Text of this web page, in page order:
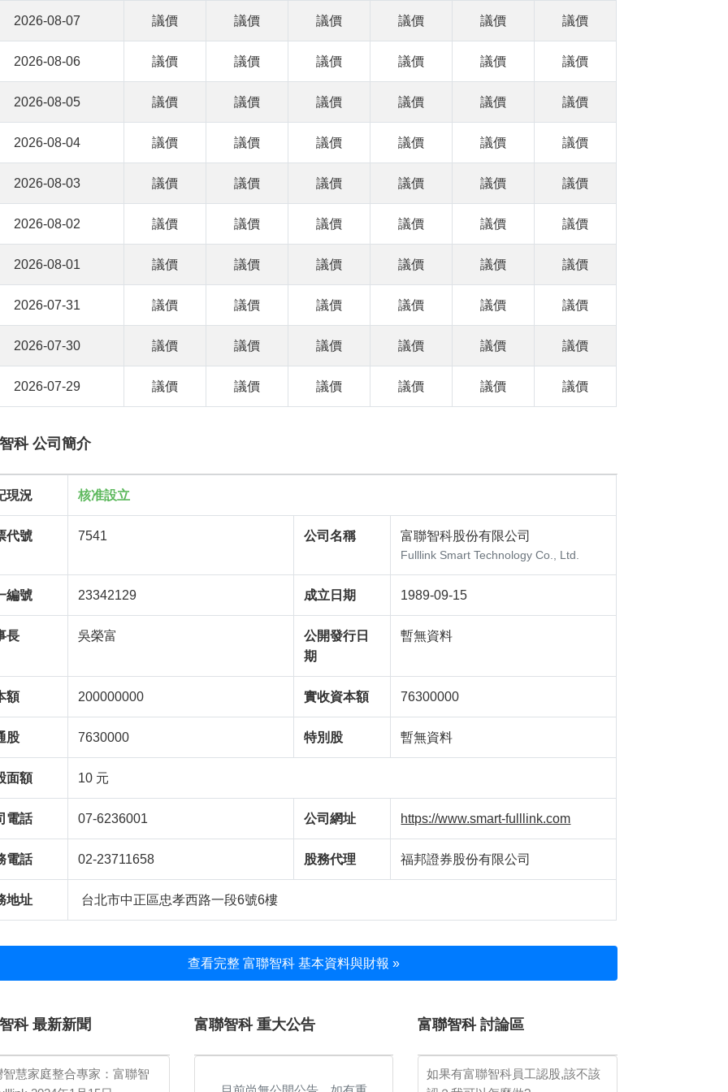
2026-08-07 議價 議價 議價 議價 議價 議價
2026-08-06 議價 議價 議價 議價 議價 議價
2026-08-05 議價 議價 議價 議價 議價 議價
2026-08-04 議價 議價 議價 議價 議價 議價
2026-08-03 議價 議價 議價 議價 議價 議價
2026-08-02 議價 議價 議價 議價 議價 議價
2026-08-01 議價 議價 議價 議價 議價 議價
2026-07-31 議價 議價 議價 議價 議價 議價
2026-07-30 議價 議價 議價 議價 議價 議價
2026-07-29 議價 議價 議價 議價 議價 議價
科 公司簡介
現況 核准設立
代號 7541 公司名稱 富聯智科股份有限公司
Fulllink Smart Technology Co., Ltd.
編號 23342129 成立日期 1989-09-15
長 吳榮富
公開發行日
期
暫無資料
額 200000000 實收資本額 76300000
股 7630000 特別股 暫無資料
面額 10 元
電話 07-6236001 公司網址 https://www.smart-fulllink.com
電話 02-23711658 股務代理 福邦證券股份有限公司
地址 台北市中正區忠孝西路一段6號6樓
查看完整 富聯智科 基本資料與財報 »
科 最新新聞
智慧家庭整合專家：富聯智
富聯智科 重大公告 富聯智科 討論區
如果有富聯智科員工認股,該不該